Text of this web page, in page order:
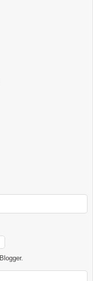
Blogger.